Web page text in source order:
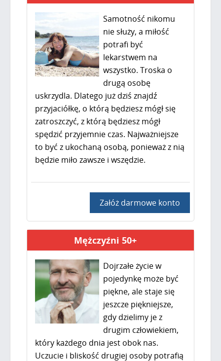
Samotność nikomu
nie służy, a miłość
potrafi być
lekarstwem na
wszystko. Troska o
drugą osobę
uskrzydla. Dlatego już dziś znajdź
przyjaciółkę, o którą będziesz mógł się
zatroszczyć, z którą będziesz mógł
spędzić przyjemnie czas. Najważniejsze
to być z ukochaną osobą, ponieważ z nią
będzie miło zawsze i wszędzie.
Załóż darmowe konto
Mężczyźni 50+
Dojrzałe życie w
pojedynkę może być
piękne, ale staje się
jeszcze piękniejsze,
gdy dzielimy je z
drugim człowiekiem,
który każdego dnia jest obok nas.
Uczucie i bliskość drugiej osoby potrafią